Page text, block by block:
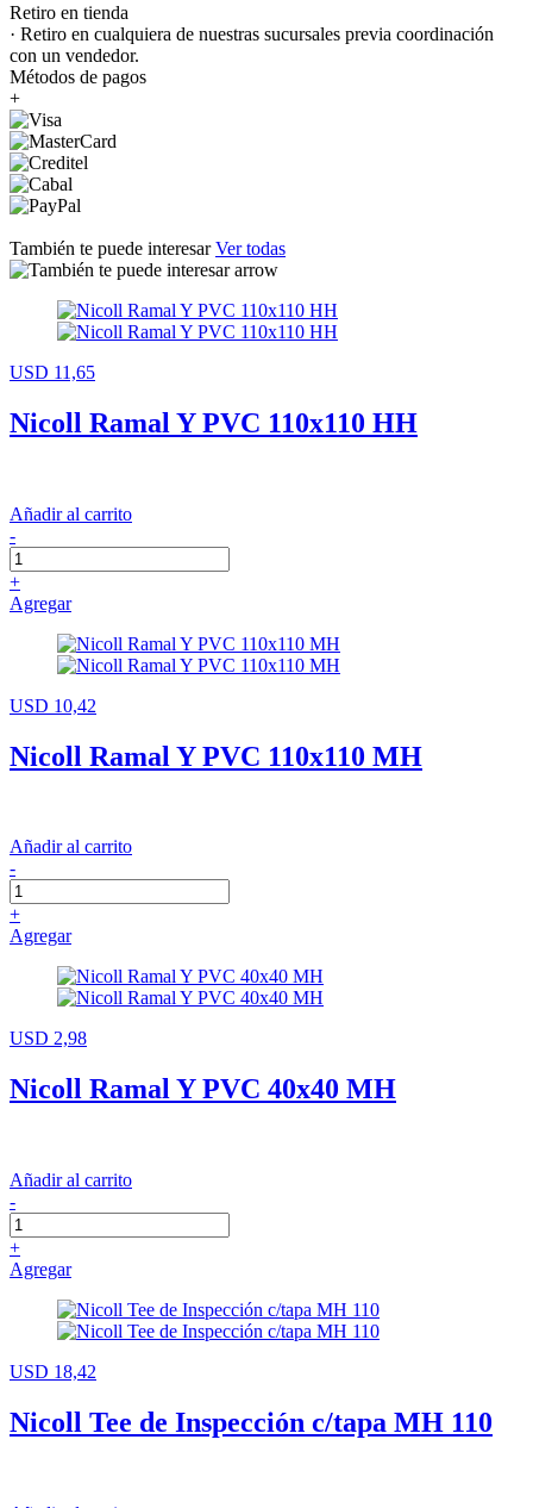
Retiro en tienda
· Retiro en cualquiera de nuestras sucursales previa coordinación
con un vendedor.
Métodos de pagos
+
También te puede interesarVer todas
USD 11,65
Nicoll Ramal Y PVC 110x110 HH
Añadir al carrito
-
+
Agregar
USD 10,42
Nicoll Ramal Y PVC 110x110 MH
Añadir al carrito
-
+
Agregar
USD 2,98
Nicoll Ramal Y PVC 40x40 MH
Añadir al carrito
-
+
Agregar
USD 18,42
Nicoll Tee de Inspección c/tapa MH 110